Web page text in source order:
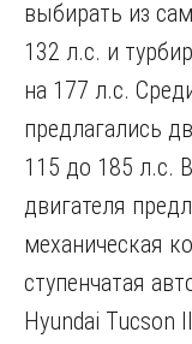
выбирать из
132 л.с. и
на 177 л.с.
предлагались
115 до 185 л.с.
двигателя
механическая
ступенчатая
Hyundai Tucson